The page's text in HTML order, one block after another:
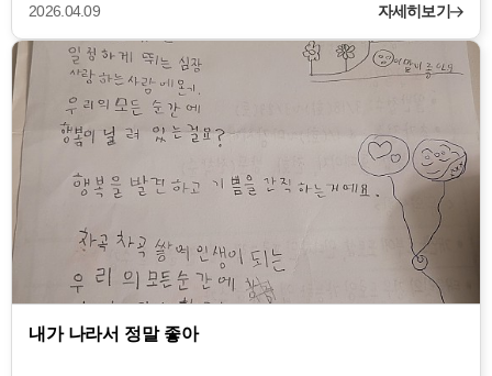
2026.04.09 자세히보기
내가 나라서 정말 좋아